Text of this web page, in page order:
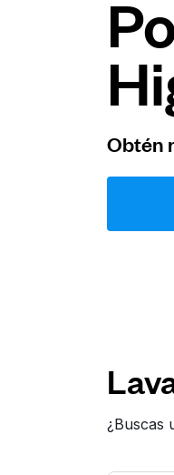
Iniciar
Descarga nuestra app
Obtén
¿Buscas